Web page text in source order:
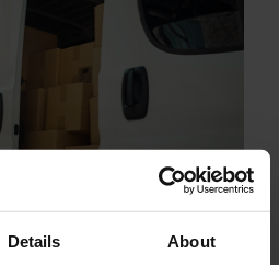
Details About